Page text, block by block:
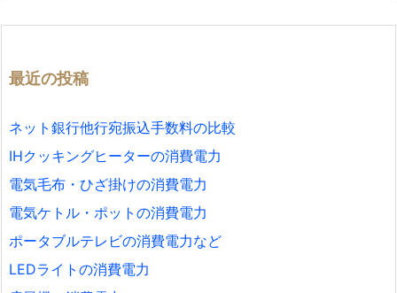
最近の投稿
ネット銀行他行宛振込手数料の比較
IHクッキングヒーターの消費電力
電気毛布・ひざ掛けの消費電力
電気ケトル・ポットの消費電力
ポータブルテレビの消費電力など
LEDライトの消費電力